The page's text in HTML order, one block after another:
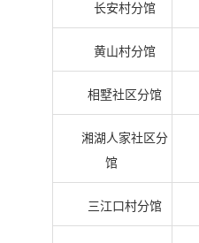
长安村分馆
黄山村分馆
相墅社区分馆
湘湖人家社区分
馆
三江口村分馆